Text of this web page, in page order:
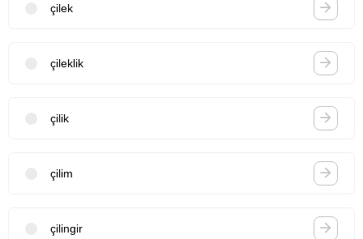
çilek
çileklik
çilik
çilim
çilingir